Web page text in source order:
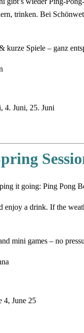
trinken. Bei
kurze Spiele – ganz
4. Juni, 25. Juni
it going: Ping Pong
a drink. If the
mini games – no
4, June 25